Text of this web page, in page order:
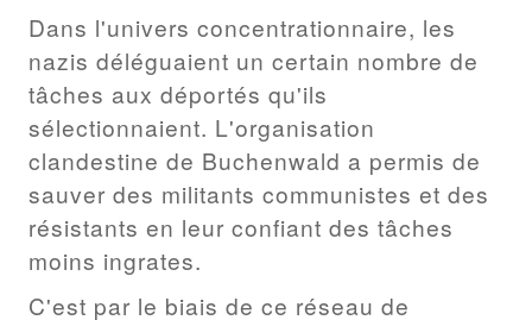
Dans l'univers concentrationnaire, les
nazis déléguaient un certain nombre de
tâches aux déportés qu'ils
sélectionnaient. L'organisation
clandestine de Buchenwald a permis de
sauver des militants communistes et des
résistants en leur confiant des tâches
moins ingrates.
C'est par le biais de ce réseau de